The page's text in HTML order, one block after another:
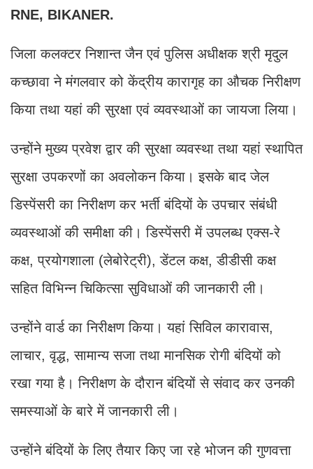
RNE, BIKANER.
जिला कलक्टर निशान्त जैन एवं पुलिस अधीक्षक श्री मृदुल
कच्छावा ने मंगलवार को केंद्रीय कारागृह का औचक निरीक्षण
किया तथा यहां की सुरक्षा एवं व्यवस्थाओं का जायजा लिया।
उन्होंने मुख्य प्रवेश द्वार की सुरक्षा व्यवस्था तथा यहां स्थापित
सुरक्षा उपकरणों का अवलोकन किया। इसके बाद जेल
डिस्पेंसरी का निरीक्षण कर भर्ती बंदियों के उपचार संबंधी
व्यवस्थाओं की समीक्षा की। डिस्पेंसरी में उपलब्ध एक्स-रे
कक्ष, प्रयोगशाला (लेबोरेट्री), डेंटल कक्ष, डीडीसी कक्ष
सहित विभिन्न चिकित्सा सुविधाओं की जानकारी ली।
उन्होंने वार्ड का निरीक्षण किया। यहां सिविल कारावास,
लाचार, वृद्ध, सामान्य सजा तथा मानसिक रोगी बंदियों को
रखा गया है। निरीक्षण के दौरान बंदियों से संवाद कर उनकी
समस्याओं के बारे में जानकारी ली।
उन्होंने बंदियों के लिए तैयार किए जा रहे भोजन की गुणवत्ता